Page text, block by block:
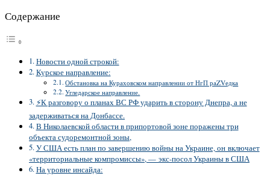
Содержание
Новости одной строкой:
Курское направление:
Обстановка на Кураховском направлении от НгП раZVедка
Угледарское направление.
⚡️К разговору о планах ВС РФ ударить в сторону Днепра, а не
задерживаться на Донбассе.
В Николаевской области в припортовой зоне поражены три
объекта судоремонтной зоны,
У США есть план по завершению войны на Украине, он включает
«территориальные компромиссы», — экс-посол Украины в США
На уровне инсайда: